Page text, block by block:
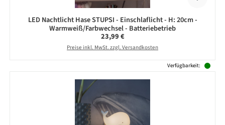
LED Nachtlicht Hase STUPSI - Einschlaflicht - H: 20cm -
Warmweiß/Farbwechsel - Batteriebetrieb
Regulärer Preis:
23,99 €
Preise inkl. MwSt. zzgl. Versandkosten
Verfügbarkeit: